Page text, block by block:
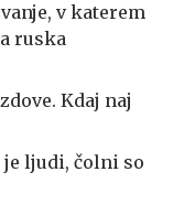
v katerem
ruska
Kdaj naj
je ljudi, čolni so